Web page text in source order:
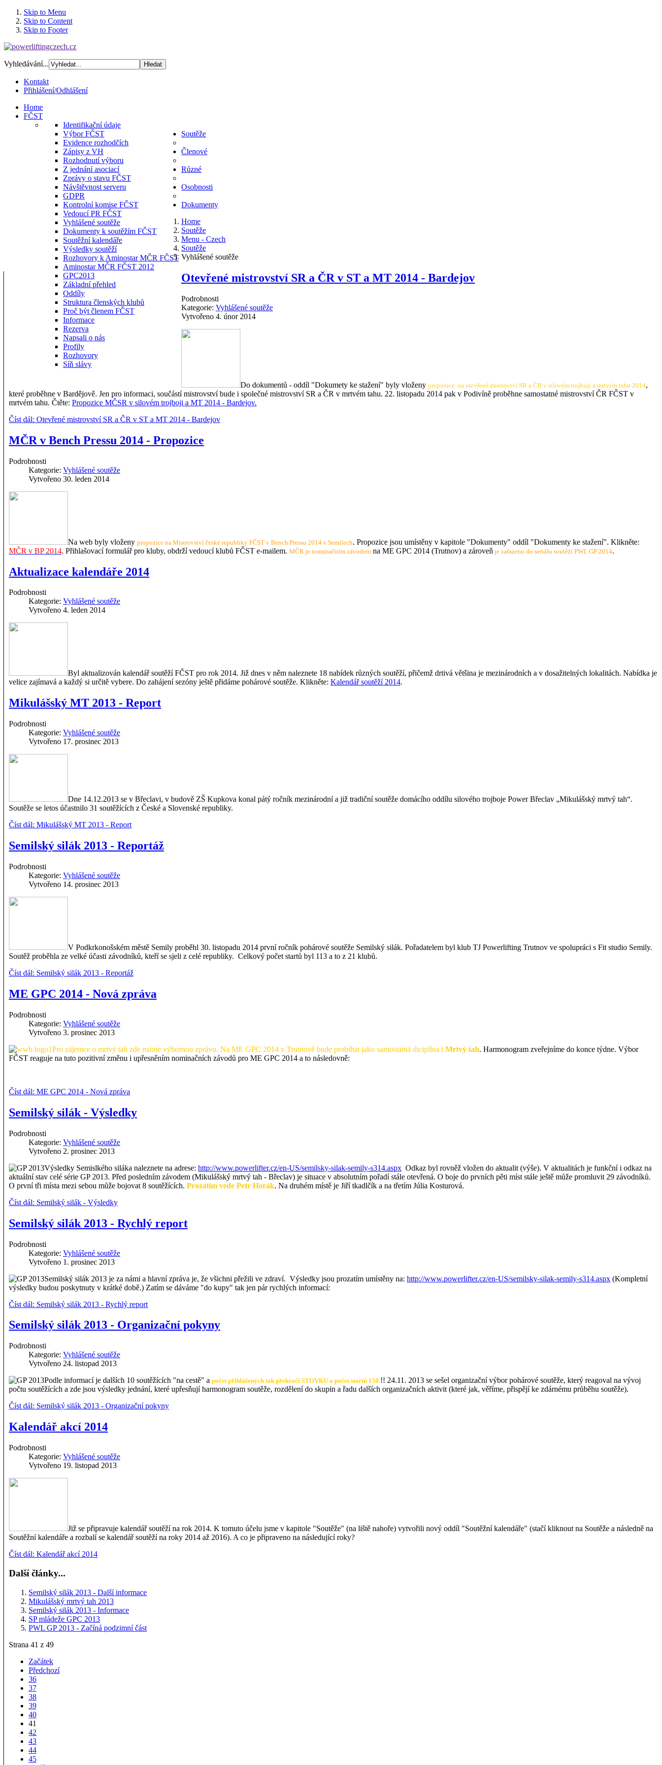
Skip to Menu
Skip to Content
Skip to Footer
Vyhledávání...
Kontakt
Přihlášení/Odhlášení
Home
FČST
Identifikační údaje
Výbor FČST
Evidence rozhodčích
Zápisy z VH
Rozhodnutí výboru
Z jednání asociací
Zprávy o stavu FČST
Návštěvnost serveru
GDPR
Kontrolní komise FČST
Vedoucí PR FČST
Soutěže
Vyhlášené soutěže
Dokumenty k soutěžím FČST
Soutěžní kalendáře
Výsledky soutěží
Rozhovory k Aminostar MČR FČST
Aminostar MČR FČST 2012
GPC2013
Členové
Základní přehled
Oddíly
Struktura členských klubů
Proč být členem FČST
Různé
Informace
Rezerva
Osobnosti
Napsali o nás
Profily
Rozhovory
Síň slávy
Dokumenty
Home
Soutěže
Menu - Czech
Soutěže
Vyhlášené soutěže
Otevřené mistrovství SR a ČR v ST a MT 2014 - Bardejov
Podrobnosti
Kategorie: Vyhlášené soutěže
Vytvořeno 4. únor 2014
Do dokumentů - oddíl "Dokumety ke stažení" byly vloženy propozice na otevřené mistrovtví SR a ČR v silovém trojboji a mrtvém tahu 2014,
které proběhne v Bardějově. Jen pro informaci, součástí mistrovství bude i společné mistrovství SR a ČR v mrtvém tahu. 22. listopadu 2014 pak v Podivíně proběhne samostatné mistrovství ČR FČST v
mrtvém tahu. Čtěte: Propozice MČSR v silovém trojboji a MT 2014 - Bardejov.
Číst dál: Otevřené mistrovství SR a ČR v ST a MT 2014 - Bardejov
MČR v Bench Pressu 2014 - Propozice
Podrobnosti
Kategorie: Vyhlášené soutěže
Vytvořeno 30. leden 2014
Na web byly vloženy propozice na Mistrovství české republiky FČST v Bench Pressu 2014 v Semilech. Propozice jsou umístěny v kapitole "Dokumenty" oddíl "Dokumenty ke stažení". Klikněte:
MČR v BP 2014. Přihlašovací formulář pro kluby, obdrží vedoucí klubů FČST e-mailem. MČR je nominačním závodem na ME GPC 2014 (Trutnov) a zároveň je zařazeno do seriálu soutěží PWL GP 2014.
Aktualizace kalendáře 2014
Podrobnosti
Kategorie: Vyhlášené soutěže
Vytvořeno 4. leden 2014
Byl aktualizován kalendář soutěží FČST pro rok 2014. Již dnes v něm naleznete 18 nabídek různých soutěží, přičemž drtivá většina je mezinárodních a v dosažitelných lokalitách. Nabídka je
velice zajímavá a každý si určitě vybere. Do zahájení sezóny ještě přidáme pohárové soutěže. Klikněte: Kalendář soutěží 2014.
Mikulášský MT 2013 - Report
Podrobnosti
Kategorie: Vyhlášené soutěže
Vytvořeno 17. prosinec 2013
Dne 14.12.2013 se v Břeclavi, v budově ZŠ Kupkova konal pátý ročník mezinárodní a již tradiční soutěže domácího oddílu silového trojboje Power Břeclav „Mikulášský mrtvý tah“.
Soutěže se letos účastnilo 31 soutěžících z České a Slovenské republiky.
Číst dál: Mikulášský MT 2013 - Report
Semilský silák 2013 - Reportáž
Podrobnosti
Kategorie: Vyhlášené soutěže
Vytvořeno 14. prosinec 2013
V Podkrkonošském městě Semily proběhl 30. listopadu 2014 první ročník pohárové soutěže Semilský silák. Pořadatelem byl klub TJ Powerlifting Trutnov ve spolupráci s Fit studio Semily.
Soutěž proběhla ze velké účasti závodníků, kteří se sjeli z celé republiky. Celkový počet startů byl 113 a to z 21 klubů.
Číst dál: Semilský silák 2013 - Reportáž
ME GPC 2014 - Nová zpráva
Podrobnosti
Kategorie: Vyhlášené soutěže
Vytvořeno 3. prosinec 2013
Pro zájemce o mrtvý tah zde máme výbornou zprávu. Na ME GPC 2014 v Trutnově bude probíhat jako samostatná diciplína i Mrtvý tah. Harmonogram zveřejníme do konce týdne. Výbor
FČST reaguje na tuto pozitivní změnu i upřesněním nominačních závodů pro ME GPC 2014 a to následovně:
Číst dál: ME GPC 2014 - Nová zpráva
Semilský silák - Výsledky
Podrobnosti
Kategorie: Vyhlášené soutěže
Vytvořeno 2. prosinec 2013
Výsledky Semislkého siláka naleznete na adrese: http://www.powerlifter.cz/en-US/semilsky-silak-semily-s314.aspx Odkaz byl rovněž vložen do aktualit (výše). V aktualitách je funkční i odkaz na
aktuální stav celé série GP 2013. Před posledním závodem (Mikulášský mrtvý tah - Břeclav) je situace v absolutním pořadí stále otevřená. O boje do prvních pěti míst stále ještě může promluvit 29 závodníků.
O první tři místa mezi sebou může bojovat 8 soutěžících. Prozatím vede Petr Horák. Na druhém místě je Jiří tkadlčík a na třetím Júlia Kosturová.
Číst dál: Semilský silák - Výsledky
Semilský silák 2013 - Rychlý report
Podrobnosti
Kategorie: Vyhlášené soutěže
Vytvořeno 1. prosinec 2013
Semilský silák 2013 je za námi a hlavní zpráva je, že všichni přežili ve zdraví. Výsledky jsou prozatím umístěny na: http://www.powerlifter.cz/en-US/semilsky-silak-semily-s314.aspx (Kompletní
výsledky budou poskytnuty v krátké době.) Zatím se dáváme "do kupy" tak jen pár rychlých informací:
Číst dál: Semilský silák 2013 - Rychlý report
Semilský silák 2013 - Organizační pokyny
Podrobnosti
Kategorie: Vyhlášené soutěže
Vytvořeno 24. listopad 2013
Podle informací je dalších 10 soutěžících "na cestě" a počet přihlášených tak překročí STOVKU a počet startů 150 !! 24.11. 2013 se sešel organizační výbor pohárové soutěže, který reagoval na vývoj
počtu soutěžících a zde jsou výsledky jednání, které upřesňují harmonogram soutěže, rozdělení do skupin a řadu dalších organizačních aktivit (které jak, věříme, přispějí ke zdárnému průběhu soutěže).
Číst dál: Semilský silák 2013 - Organizační pokyny
Kalendář akcí 2014
Podrobnosti
Kategorie: Vyhlášené soutěže
Vytvořeno 19. listopad 2013
Již se připravuje kalendář soutěží na rok 2014. K tomuto účelu jsme v kapitole "Soutěže" (na liště nahoře) vytvořili nový oddíl "Soutěžní kalendáře" (stačí kliknout na Soutěže a následně na
Soutěžní kalendáře a rozbalí se kalendář soutěží na roky 2014 až 2016). A co je připraveno na následující roky?
Číst dál: Kalendář akcí 2014
Další články...
Semilský silák 2013 - Další informace
Mikulášský mrtvý tah 2013
Semilský silák 2013 - Informace
SP mládeže GPC 2013
PWL GP 2013 - Začíná podzimní část
Strana 41 z 49
Začátek
Předchozí
36
37
38
39
40
41
42
43
44
45